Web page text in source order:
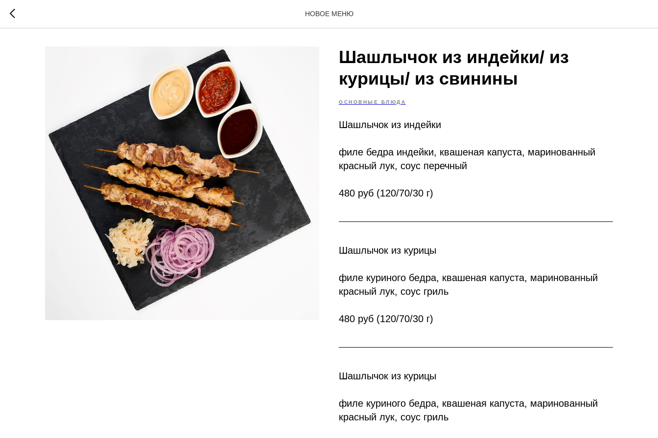
НОВОЕ МЕНЮ
Шашлычок из индейки/ из
курицы/ из свинины
ОСНОВНЫЕ БЛЮДА
Шашлычок из индейки
филе бедра индейки, квашеная капуста, маринованный
красный лук, соус перечный
480 руб (120/70/30 г)
Шашлычок из курицы
филе куриного бедра, квашеная капуста, маринованный
красный лук, соус гриль
480 руб (120/70/30 г)
Шашлычок из курицы
филе куриного бедра, квашеная капуста, маринованный
красный лук, соус гриль